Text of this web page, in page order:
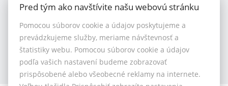
VYBRAŤ MAKLÉRA
Pred tým ako navštívite našu webovú stránku
Pomocou súborov cookie a údajov poskytujeme a
prevádzkujeme služby, meriame návštevnosť a
štatistiky webu. Pomocou súborov cookie a údajov
podľa vašich nastavení budeme zobrazovať
prispôsobené alebo všeobecné reklamy na internete.